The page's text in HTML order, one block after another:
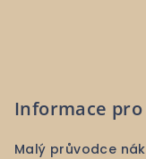
Informace pro
Malý průvodce